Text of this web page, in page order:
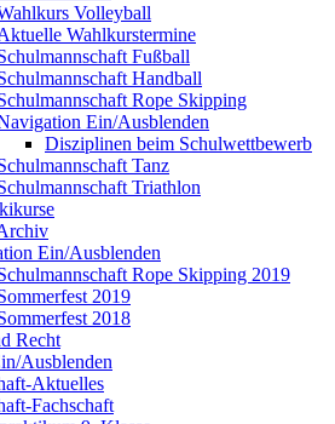
Volleyball
Wahlkurstermine
Fußball
Handball
Rope Skipping
Ein/Ausblenden
Disziplinen beim Schulwettbewerb
Tanz
Triathlon
Ein/Ausblenden
Rope Skipping 2019
2019
2018
Recht
Ausblenden
Aktuelles
Fachschaft